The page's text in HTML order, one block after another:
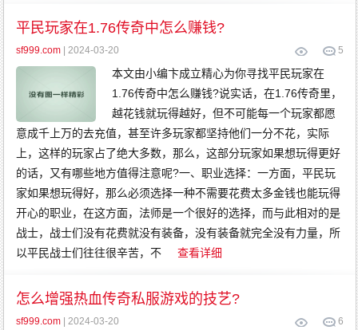
平民玩家在1.76传奇中怎么赚钱?
5
sf999.com | 2024-03-20
本文由小编卞成立精心为你寻找平民玩家在
1.76传奇中怎么赚钱?说实话，在1.76传奇里，
越花钱就玩得越好，但不可能每一个玩家都愿
意成千上万的去充值，甚至许多玩家都坚持他们一分不花，实际
上，这样的玩家占了绝大多数，那么，这部分玩家如果想玩得更好
的话，又有哪些地方值得注意呢?一、职业选择：一方面，平民玩
家如果想玩得好，那么必须选择一种不需要花费太多金钱也能玩得
开心的职业，在这方面，法师是一个很好的选择，而与此相对的是
战士，战士们没有花费就没有装备，没有装备就完全没有力量，所
以平民战士们往往很辛苦，不
查看详细
怎么增强热血传奇私服游戏的技艺?
6
sf999.com | 2024-03-20